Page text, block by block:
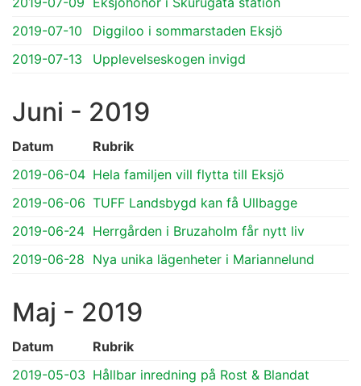
2019-07-10
Diggiloo i sommarstaden Eksjö
2019-07-13
Upplevelseskogen invigd
Juni - 2019
Datum
Rubrik
2019-06-04 Hela familjen vill flytta till Eksjö
2019-06-06 TUFF Landsbygd kan få Ullbagge
2019-06-24 Herrgården i Bruzaholm får nytt liv
2019-06-28 Nya unika lägenheter i Mariannelund
Maj - 2019
Datum
Rubrik
2019-05-03 Hållbar inredning på Rost & Blandat